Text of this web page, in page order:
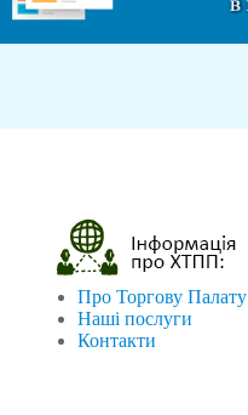
Про Торгову Палату
Наші послуги
Контакти